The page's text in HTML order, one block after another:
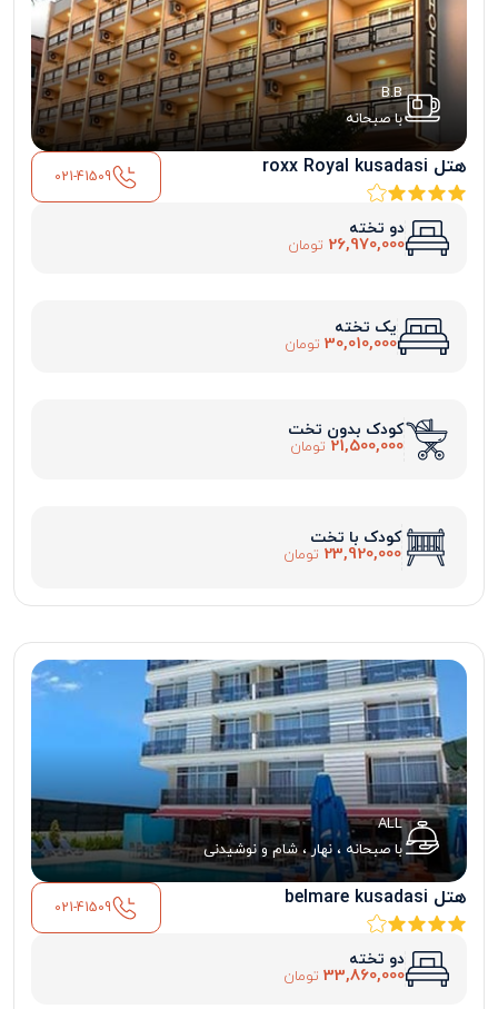
B.B
با صبحانه
هتل roxx Royal kusadasi 021-41509
دو تخته
26,970,000 تومان
یک تخته
30,010,000 تومان
کودک بدون تخت
21,500,000 تومان
کودک با تخت
23,920,000 تومان
ALL
با صبحانه ، نهار ، شام و نوشیدنی
هتل belmare kusadasi 021-41509
دو تخته
33,860,000 تومان